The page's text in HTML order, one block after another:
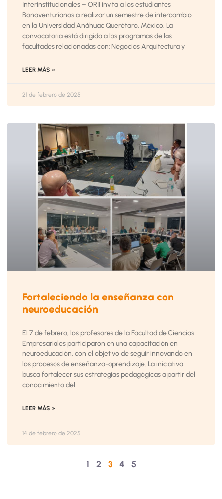
Interinstitucionales – ORII invita a los estudiantes
Bonaventurianos a realizar un semestre de intercambio
en la Universidad Anáhuac Querétaro, México. La
convocatoria está dirigida a los programas de las
facultades relacionadas con: Negocios Arquitectura y
LEER MÁS »
21 de febrero de 2025
Fortaleciendo la enseñanza con
neuroeducación
El 7 de febrero, los profesores de la Facultad de Ciencias
Empresariales participaron en una capacitación en
neuroeducación, con el objetivo de seguir innovando en
los procesos de enseñanza-aprendizaje. La iniciativa
busca fortalecer sus estrategias pedagógicas a partir del
conocimiento del
LEER MÁS »
14 de febrero de 2025
1 2 3 4 5